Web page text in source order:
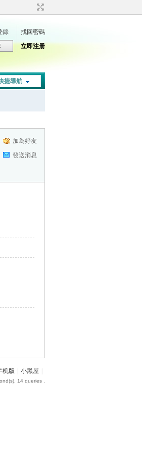
錄
找回密碼
立即注册
捷導航
加為好友
發送消息
机版 小黑屋
14 queries .